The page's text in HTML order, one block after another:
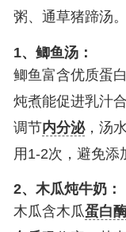
粥、通草猪蹄汤。
1、鲫鱼汤：
鲫鱼富含优质蛋
炖煮能促进乳汁
调节内分泌，汤
用1-2次，避免添
2、木瓜炖牛奶：
木瓜含木瓜蛋白